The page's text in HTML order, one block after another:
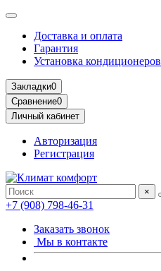
Доставка и оплата
Гарантия
Установка кондиционеров
Закладки0
Сравнение0
Личный кабинет
Авторизация
Регистрация
×
+7 (908) 798-46-31
Заказать звонок
Мы в контакте